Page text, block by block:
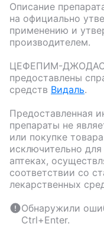
Описание
на официально
применению и
производителем.
ЦЕФЕПИМ-
предоставлены
средств Видаль.
Предоставленная
препараты не
или покупке
исключительно
аптеках,
соответствии со
лекарственных
Обнаружили
Ctrl+Enter.